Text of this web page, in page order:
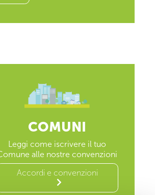
COMUNI
Leggi come iscrivere il tuo
alle nostre convenzioni
Accordi e convenzioni